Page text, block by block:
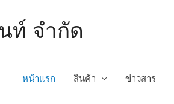
ท์ จำกัด
หน้าแรก สินค้า ข่าวสาร